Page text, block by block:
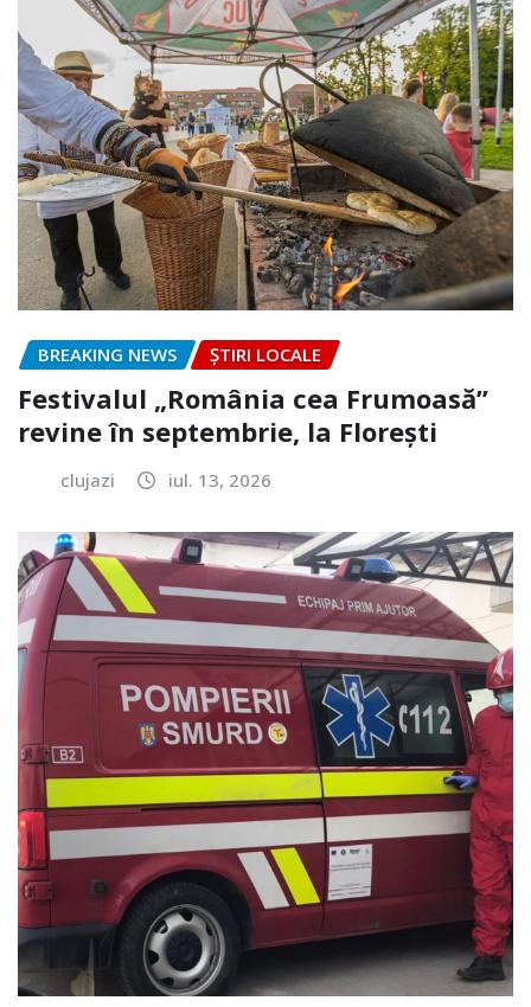
BREAKING NEWS ȘTIRI LOCALE
Festivalul „România cea Frumoasă”
revine în septembrie, la Florești
clujazi iul. 13, 2026